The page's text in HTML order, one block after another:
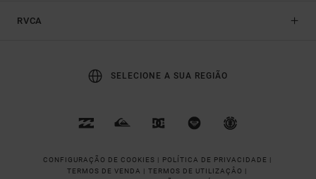
RVCA
SELECIONE A SUA REGIÃO
CONFIGURAÇÃO DE COOKIES | POLÍTICA DE PRIVACIDADE |
TERMOS DE VENDA | TERMOS DE UTILIZAÇÂO |